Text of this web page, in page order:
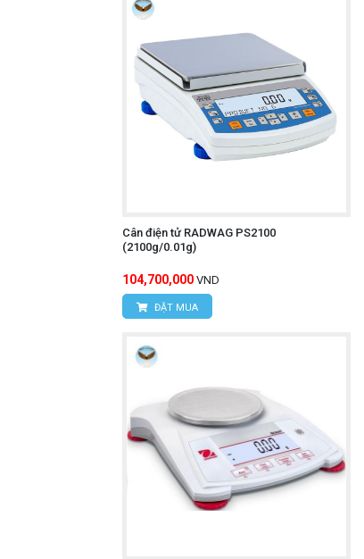
Cân điện tử RADWAG PS2100
(2100g/0.01g)
104,700,000 VND
ĐẶT MUA